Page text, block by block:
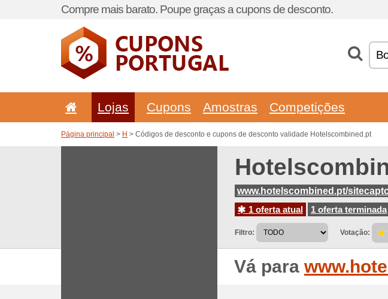
Compre mais barato. Poupe graças a cupons de desconto.
Lojas Cupons Amostras Competições
Página principal > H > Códigos de desconto e cupons de desconto validade Hotelscombined.pt
www.hotelscombined.pt/
1 oferta atual
1 oferta terminada
Filtro: Votação:
Vá para